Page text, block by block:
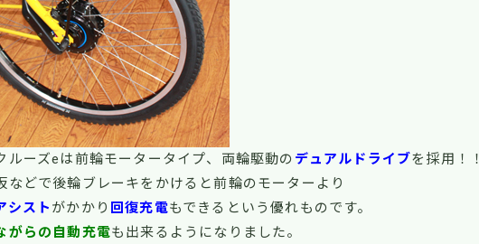
ルーズeは前輪モータータイプ、両輪駆動の デュアルドライブを採用！！
などで後輪ブレーキをかけると前輪のモーターより
シスト がかかり 回復充電もできるという優れものです。
がらの自動充電も出来るようになりました。